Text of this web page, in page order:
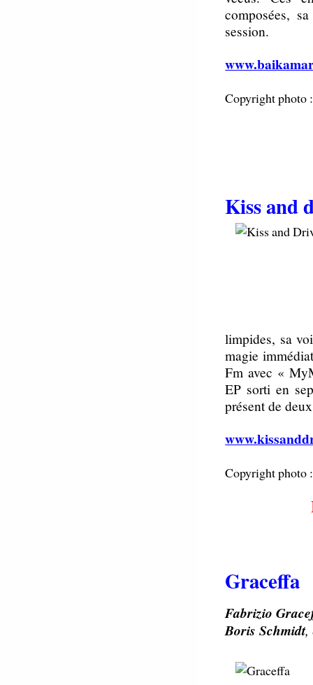
composées,
session.
Copyright photo
Kiss and
limpides, sa
magie
Fm avec «
EP sorti en
présent de
Copyright photo
Graceffa
Fabrizio
Boris Schmidt,